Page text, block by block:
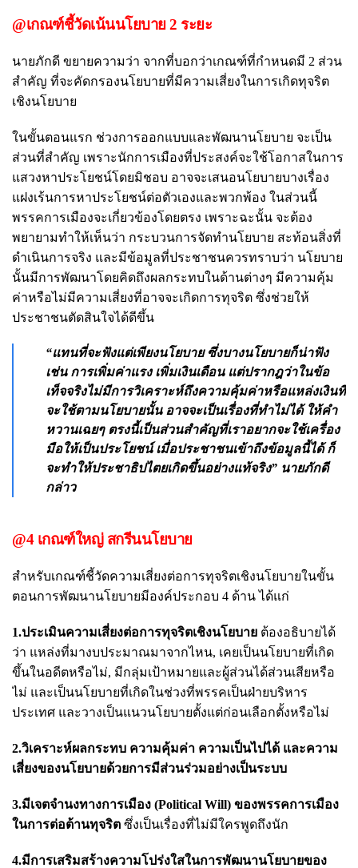
@เกณฑ์ชี้วัดเน้นนโยบาย 2 ระยะ
นายภักดี ขยายความว่า จากที่บอกว่าเกณฑ์ที่กำหนดมี 2 ส่วน
สำคัญ ที่จะคัดกรองนโยบายที่มีความเสี่ยงในการเกิดทุจริต
เชิงนโยบาย
ในขั้นตอนแรก ช่วงการออกแบบและพัฒนานโยบาย จะเป็น
ส่วนที่สำคัญ เพราะนักการเมืองที่ประสงค์จะใช้โอกาสในการ
แสวงหาประโยชน์โดยมิชอบ อาจจะเสนอนโยบายบางเรื่อง
แฝงเร้นการหาประโยชน์ต่อตัวเองและพวกพ้อง ในส่วนนี้
พรรคการเมืองจะเกี่ยวข้องโดยตรง เพราะฉะนั้น จะต้อง
พยายามทำให้เห็นว่า กระบวนการจัดทำนโยบาย สะท้อนสิ่งที่
ดำเนินการจริง และมีข้อมูลที่ประชาชนควรทราบว่า นโยบาย
นั้นมีการพัฒนาโดยคิดถึงผลกระทบในด้านต่างๆ มีความคุ้ม
ค่าหรือไม่มีความเสี่ยงที่อาจจะเกิดการทุจริต ซึ่งช่วยให้
ประชาชนตัดสินใจได้ดีขึ้น
“แทนที่จะฟังแต่เพียงนโยบาย ซึ่งบางนโยบายก็น่าฟัง
เช่น การเพิ่มค่าแรง เพิ่มเงินเดือน แต่ปรากฎว่าในข้อ
เท็จจริงไม่มีการวิเคราะห์ถึงความคุ้มค่าหรือแหล่งเงินที่
จะใช้ตามนโยบายนั้น อาจจะเป็นเรื่องที่ทำไม่ได้ ให้คำ
หวานเฉยๆ ตรงนี้เป็นส่วนสำคัญที่เราอยากจะใช้เครื่อง
มือให้เป็นประโยชน์ เมื่อประชาชนเข้าถึงข้อมูลนี้ได้ ก็
จะทำให้ประชาธิปไตยเกิดขึ้นอย่างแท้จริง” นายภักดี
กล่าว
@4 เกณฑ์ใหญ่ สกรีนนโยบาย
สำหรับเกณฑ์ชี้วัดความเสี่ยงต่อการทุจริตเชิงนโยบายในขั้น
ตอนการพัฒนานโยบายมีองค์ประกอบ 4 ด้าน ได้แก่
1.ประเมินความเสี่ยงต่อการทุจริตเชิงนโยบาย ต้องอธิบายได้
ว่า แหล่งที่มางบประมาณมาจากไหน, เคยเป็นนโยบายที่เกิด
ขึ้นในอดีตหรือไม่, มีกลุ่มเป้าหมายและผู้ส่วนได้ส่วนเสียหรือ
ไม่ และเป็นนโยบายที่เกิดในช่วงที่พรรคเป็นฝ่ายบริหาร
ประเทศ และวางเป็นแนวนโยบายตั้งแต่ก่อนเลือกตั้งหรือไม่
2.วิเคราะห์ผลกระทบ ความคุ้มค่า ความเป็นไปได้ และความ
เสี่ยงของนโยบายด้วยการมีส่วนร่วมอย่างเป็นระบบ
3.มีเจตจำนงทางการเมือง (Political Will) ของพรรคการเมือง
ในการต่อต้านทุจริต ซึ่งเป็นเรื่องที่ไม่มีใครพูดถึงนัก
4.มีการเสริมสร้างความโปร่งใสในการพัฒนานโยบายของ